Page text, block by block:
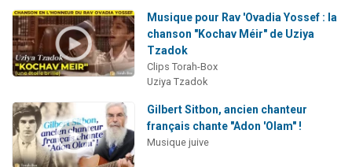
Musique pour Rav 'Ovadia Yossef : la
chanson "Kochav Méir" de Uziya
Tzadok
Clips Torah-Box
Uziya Tzadok
Gilbert Sitbon, ancien chanteur
français chante "Adon 'Olam" !
Musique juive